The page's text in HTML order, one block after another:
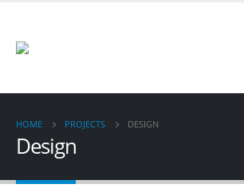
HOME PROJECTS DESIGN
Design